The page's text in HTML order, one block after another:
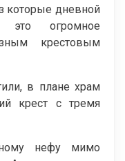
которые дневной
это огромное
крестовым
в плане храм
крест с тремя
нефу мимо